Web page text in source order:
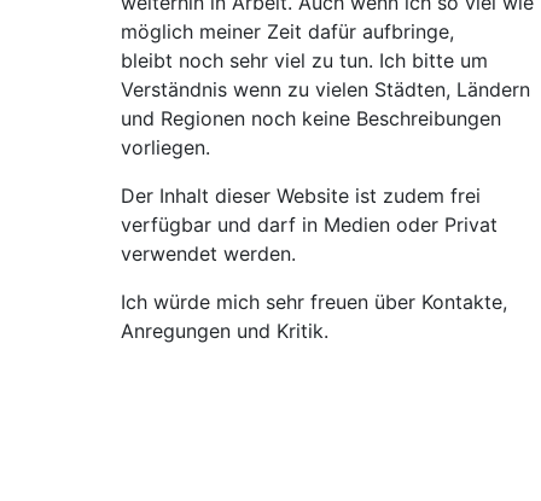
möglich meiner Zeit dafür aufbringe,
bleibt noch sehr viel zu tun. Ich bitte um
Verständnis wenn zu vielen Städten, Ländern
und Regionen noch keine Beschreibungen
vorliegen.
Der Inhalt dieser Website ist zudem frei
verfügbar und darf in Medien oder Privat
verwendet werden.
Ich würde mich sehr freuen über Kontakte,
Anregungen und Kritik.